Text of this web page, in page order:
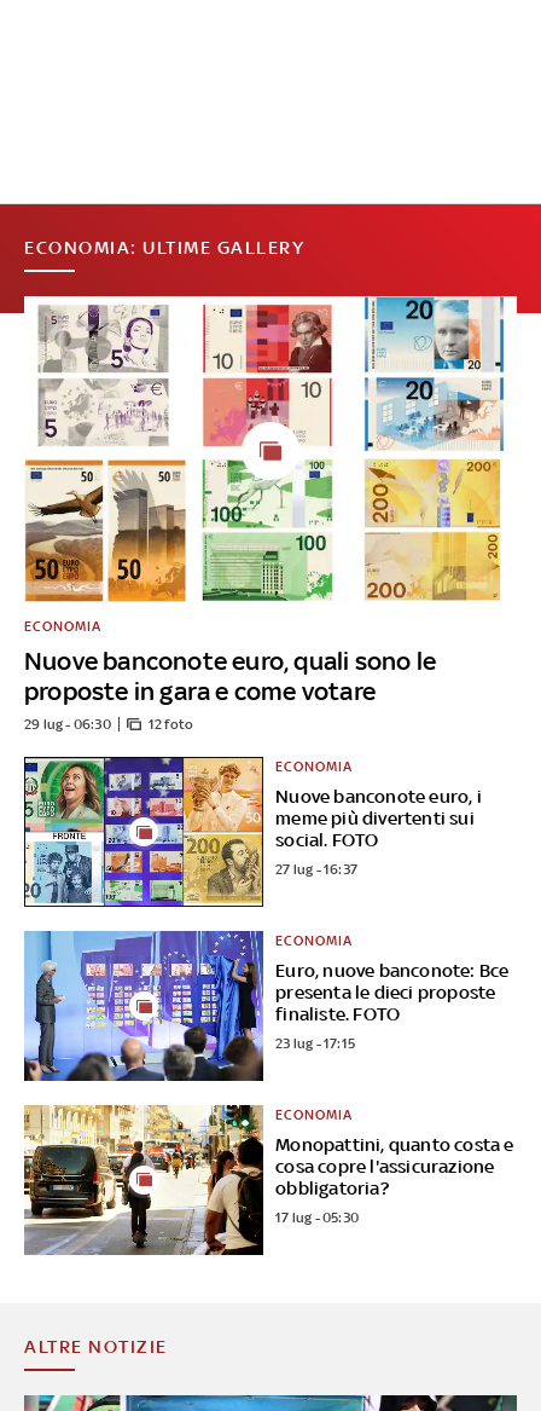
ECONOMIA: ULTIME GALLERY
Nuove banconote euro, quali sono le
proposte in gara e come votare
ECONOMIA
29 lug - 06:30 12 foto
Nuove banconote euro, i
meme più divertenti sui
social. FOTO
ECONOMIA
27 lug - 16:37
Euro, nuove banconote: Bce
presenta le dieci proposte
finaliste. FOTO
ECONOMIA
23 lug - 17:15
Monopattini, quanto costa e
cosa copre l'assicurazione
obbligatoria?
ECONOMIA
17 lug - 05:30
ALTRE NOTIZIE